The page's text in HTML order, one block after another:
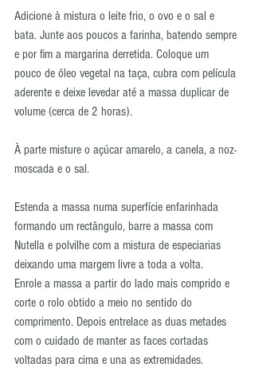
Adicione à mistura o leite frio, o ovo e o sal e
bata. Junte aos poucos a farinha, batendo sempre
e por fim a margarina derretida. Coloque um
pouco de óleo vegetal na taça, cubra com película
aderente e deixe levedar até a massa duplicar de
volume (cerca de 2 horas).
À parte misture o açúcar amarelo, a canela, a noz-
moscada e o sal.
Estenda a massa numa superfície enfarinhada
formando um rectângulo, barre a massa com
Nutella e polvilhe com a mistura de especiarias
deixando uma margem livre a toda a volta.
Enrole a massa a partir do lado mais comprido e
corte o rolo obtido a meio no sentido do
comprimento. Depois entrelace as duas metades
com o cuidado de manter as faces cortadas
voltadas para cima e una as extremidades.